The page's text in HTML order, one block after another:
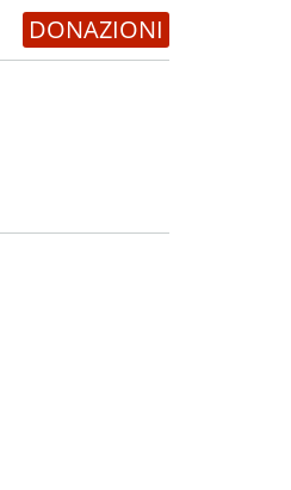
DONAZIONI